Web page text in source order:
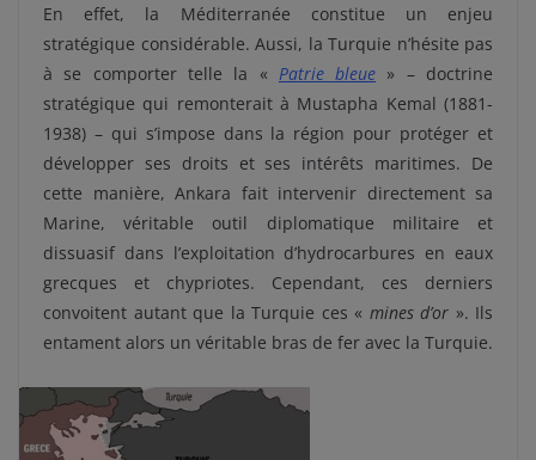
En effet, la Méditerranée constitue un enjeu
stratégique considérable. Aussi, la Turquie n’hésite pas
à se comporter telle la « Patrie bleue » – doctrine
stratégique qui remonterait à Mustapha Kemal (1881-
1938) – qui s’impose dans la région pour protéger et
développer ses droits et ses intérêts maritimes. De
cette manière, Ankara fait intervenir directement sa
Marine, véritable outil diplomatique militaire et
dissuasif dans l’exploitation d’hydrocarbures en eaux
grecques et chypriotes. Cependant, ces derniers
convoitent autant que la Turquie ces « mines d’or ». Ils
entament alors un véritable bras de fer avec la Turquie.